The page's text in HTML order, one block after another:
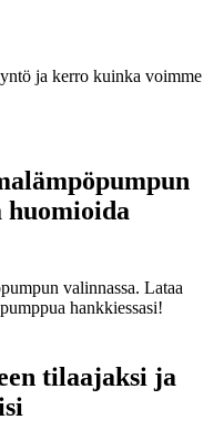
ja kerro kuinka voimme
valinnassa. Lataa
hankkiessasi!
tilaajaksi ja